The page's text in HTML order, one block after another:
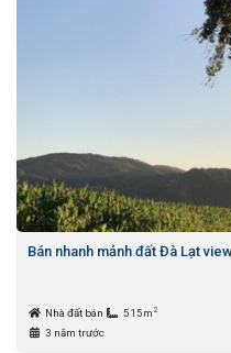
Bán nhanh mảnh đất Đà Lạt
Nhà đất bán 515m 2
3 năm trước